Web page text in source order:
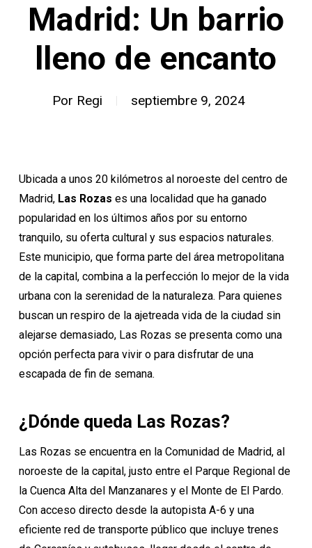
Madrid: Un barrio
lleno de encanto
Por Regi septiembre 9, 2024
Ubicada a unos 20 kilómetros al noroeste del centro de
Madrid, Las Rozas es una localidad que ha ganado
popularidad en los últimos años por su entorno
tranquilo, su oferta cultural y sus espacios naturales.
Este municipio, que forma parte del área metropolitana
de la capital, combina a la perfección lo mejor de la vida
urbana con la serenidad de la naturaleza. Para quienes
buscan un respiro de la ajetreada vida de la ciudad sin
alejarse demasiado, Las Rozas se presenta como una
opción perfecta para vivir o para disfrutar de una
escapada de fin de semana.
¿Dónde queda Las Rozas?
Las Rozas se encuentra en la Comunidad de Madrid, al
noroeste de la capital, justo entre el Parque Regional de
la Cuenca Alta del Manzanares y el Monte de El Pardo.
Con acceso directo desde la autopista A-6 y una
eficiente red de transporte público que incluye trenes